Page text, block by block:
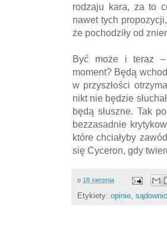
rodzaju kara, za to
nawet tych
że pochodziły od
Być może i teraz –
moment? Będą
w przyszłości
nikt nie będzie
będą słuszne. Tak
bezzasadnie
które chciałyby
się Cyceron, gdy
o 18 sierpnia
Etykiety: opinie,